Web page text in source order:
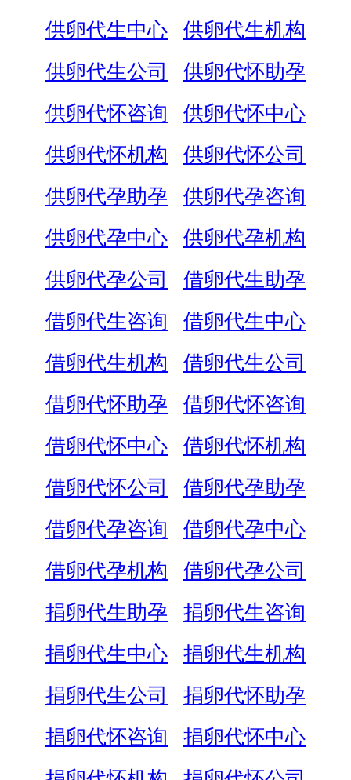
供卵代生中心
供卵代生机构
供卵代生公司
供卵代怀助孕
供卵代怀咨询
供卵代怀中心
供卵代怀机构
供卵代怀公司
供卵代孕助孕
供卵代孕咨询
供卵代孕中心
供卵代孕机构
供卵代孕公司
借卵代生助孕
借卵代生咨询
借卵代生中心
借卵代生机构
借卵代生公司
借卵代怀助孕
借卵代怀咨询
借卵代怀中心
借卵代怀机构
借卵代怀公司
借卵代孕助孕
借卵代孕咨询
借卵代孕中心
借卵代孕机构
借卵代孕公司
捐卵代生助孕
捐卵代生咨询
捐卵代生中心
捐卵代生机构
捐卵代生公司
捐卵代怀助孕
捐卵代怀咨询
捐卵代怀中心